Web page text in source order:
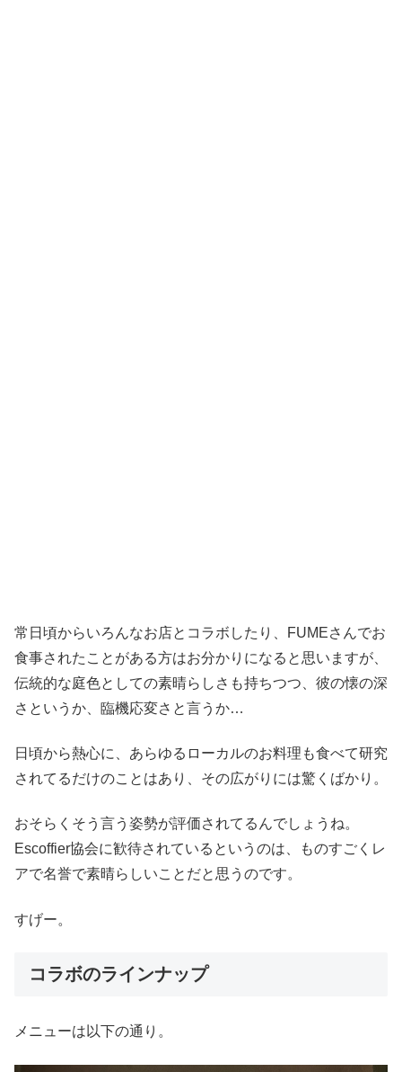
常日頃からいろんなお店とコラボしたり、FUMEさんでお
食事されたことがある方はお分かりになると思いますが、
伝統的な庭色としての素晴らしさも持ちつつ、彼の懐の深
さというか、臨機応変さと言うか…
日頃から熱心に、あらゆるローカルのお料理も食べて研究
されてるだけのことはあり、その広がりには驚くばかり。
おそらくそう言う姿勢が評価されてるんでしょうね。
Escoffier協会に歓待されているというのは、ものすごくレ
アで名誉で素晴らしいことだと思うのです。
すげー。
コラボのラインナップ
メニューは以下の通り。